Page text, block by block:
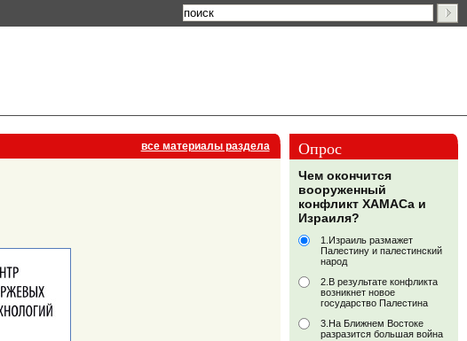
все материалы раздела Опрос
Чем окончится
вооруженный
конфликт ХАМАСа и
Израиля?
1.Израиль размажет
Палестину и палестинский
народ
2.В результате конфликта
возникнет новое
государство Палестина
3.На Ближнем Востоке
разразится большая война